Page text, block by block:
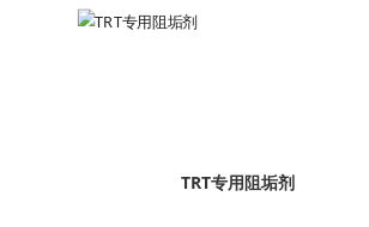
TRT专用阻垢剂